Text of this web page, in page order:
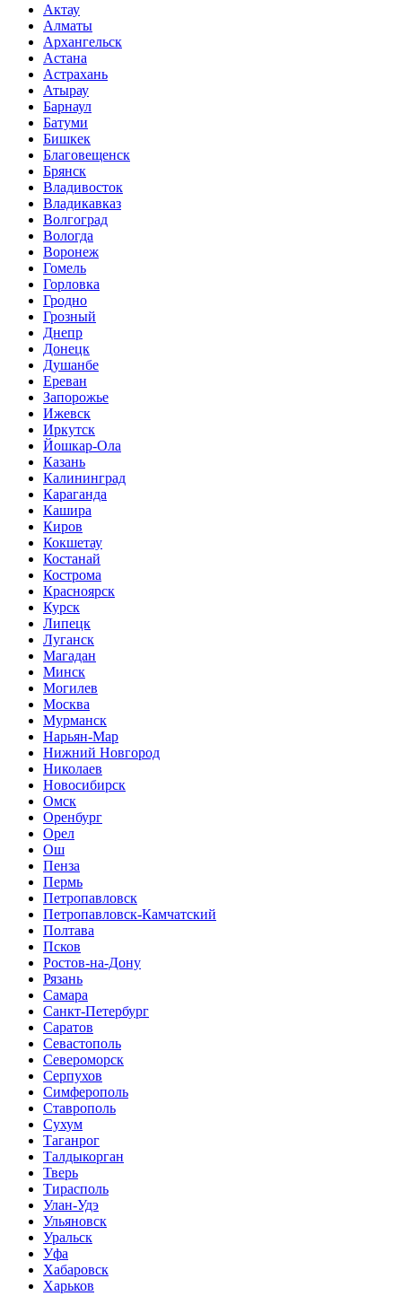
Актау
Алматы
Архангельск
Астана
Астрахань
Атырау
Барнаул
Батуми
Бишкек
Благовещенск
Брянск
Владивосток
Владикавказ
Волгоград
Вологда
Воронеж
Гомель
Горловка
Гродно
Грозный
Днепр
Донецк
Душанбе
Ереван
Запорожье
Ижевск
Иркутск
Йошкар-Ола
Казань
Калининград
Караганда
Кашира
Киров
Кокшетау
Костанай
Кострома
Красноярск
Курск
Липецк
Луганск
Магадан
Минск
Могилев
Москва
Мурманск
Нарьян-Мар
Нижний Новгород
Николаев
Новосибирск
Омск
Оренбург
Орел
Ош
Пенза
Пермь
Петропавловск
Петропавловск-Камчатский
Полтава
Псков
Ростов-на-Дону
Рязань
Самара
Санкт-Петербург
Саратов
Севастополь
Североморск
Серпухов
Симферополь
Ставрополь
Сухум
Таганрог
Tалдыкорган
Тверь
Тирасполь
Улан-Удэ
Ульяновск
Уральск
Уфа
Хабаровск
Харьков